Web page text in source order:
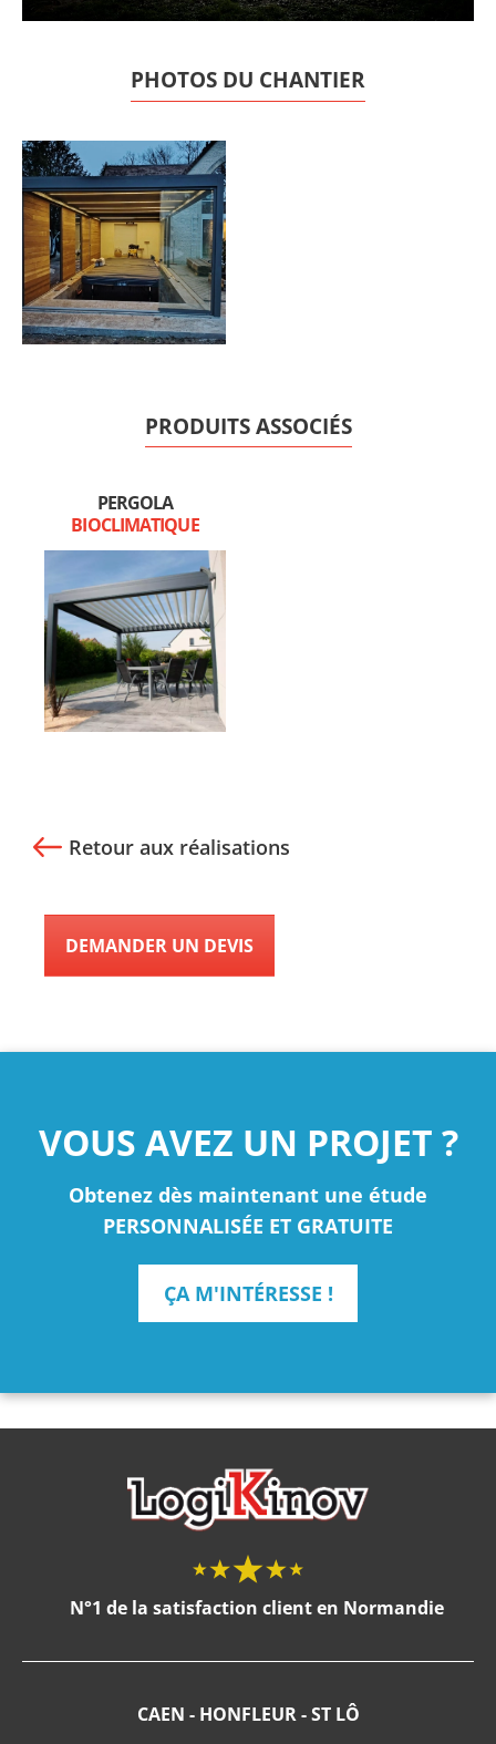
PHOTOS DU CHANTIER
PRODUITS ASSOCIÉS
PERGOLA
BIOCLIMATIQUE
Retour aux réalisations
DEMANDER UN DEVIS
VOUS AVEZ UN PROJET ?
Obtenez dès maintenant une étude
PERSONNALISÉE ET GRATUITE
ÇA M'INTÉRESSE !
N°1 de la satisfaction client en Normandie
CAEN - HONFLEUR - ST LÔ